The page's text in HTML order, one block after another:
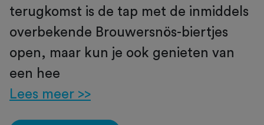
terugkomst is de tap met de inmiddels
overbekende Brouwersnös-biertjes
open, maar kun je ook genieten van
een hee
Lees meer >>